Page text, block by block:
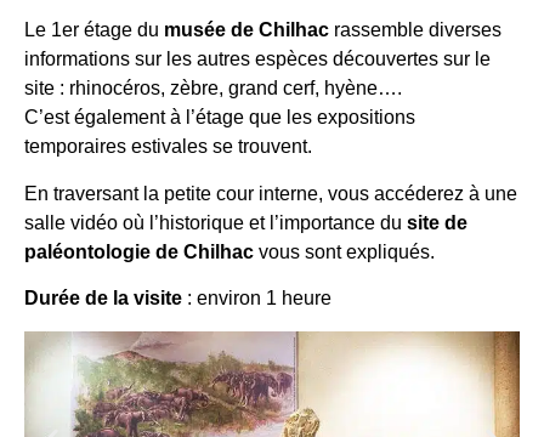
Le 1er étage du musée de Chilhac rassemble diverses
informations sur les autres espèces découvertes sur le
site : rhinocéros, zèbre, grand cerf, hyène….
C’est également à l’étage que les expositions
temporaires estivales se trouvent.
En traversant la petite cour interne, vous accéderez à une
salle vidéo où l’historique et l’importance du site de
paléontologie de Chilhac vous sont expliqués.
Durée de la visite : environ 1 heure